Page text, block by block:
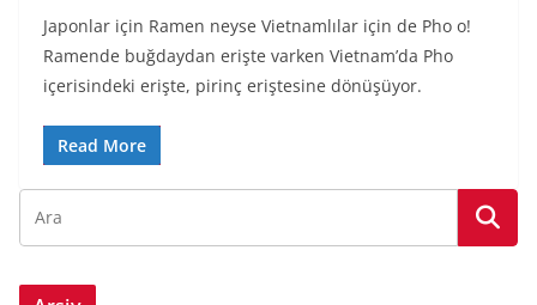
Japonlar için Ramen neyse Vietnamlılar için de Pho o!
Ramende buğdaydan erişte varken Vietnam’da Pho
içerisindeki erişte, pirinç eriştesine dönüşüyor.
Read More